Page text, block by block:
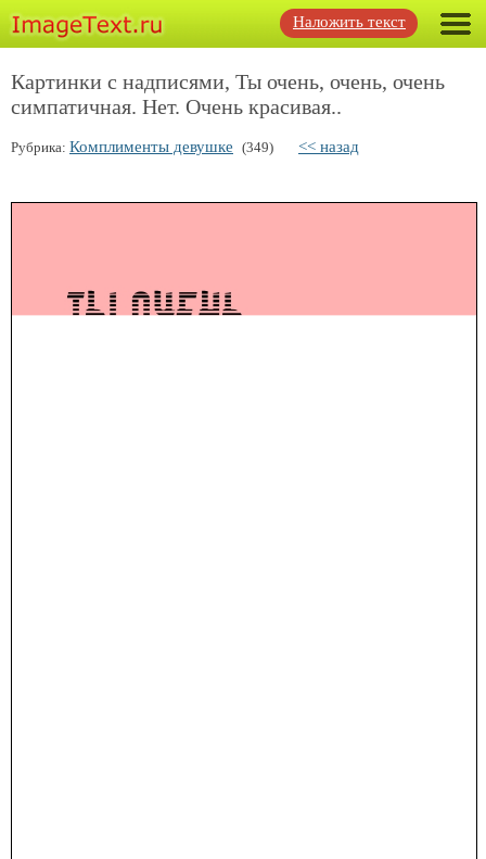
Наложить текст
Картинки с надписями, Ты очень, очень, очень
симпатичная. Нет. Очень красивая..
Рубрика: Комплименты девушке (349) << назад